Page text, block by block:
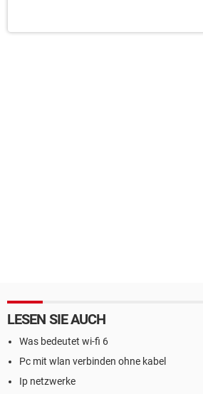
LESEN SIE AUCH
Was bedeutet wi-fi 6
Pc mit wlan verbinden ohne kabel
Ip netzwerke